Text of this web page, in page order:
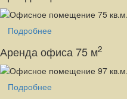
Подробнее
Аренда офиса 75 м2
Подробнее